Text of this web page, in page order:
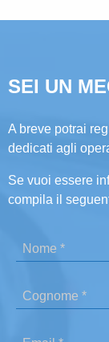
SEI UN
A breve potrai
dedicati agli
Se vuoi essere
compila il